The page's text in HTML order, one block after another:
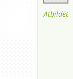
Atbildēt